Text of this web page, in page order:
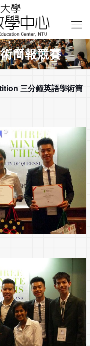
簡報競賽
三分鐘英語學術簡